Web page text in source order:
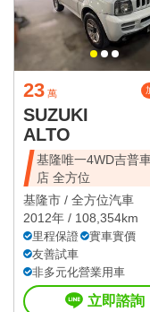
23 萬
SUZUKI
ALTO
基隆唯一4WD吉普
店 全方位
基隆市 / 全方位汽車
2012年 / 108,354km
里程保證
實車實價
友善試車
非多元化營業用車
立即諮詢